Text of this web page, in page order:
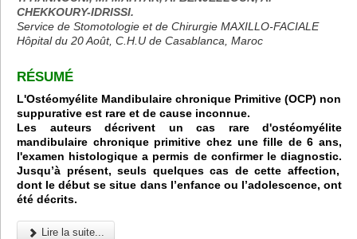
CHEKKOURY-IDRISSI.
Service de Stomotologie et de Chirurgie MAXILLO-FACIALE
Hôpital du 20 Août, C.H.U de Casablanca, Maroc
RÉSUMÉ
L'Ostéomyélite Mandibulaire chronique Primitive (OCP) non
suppurative est rare et de cause inconnue.
Les auteurs décrivent un cas rare d'ostéomyélite
mandibulaire chronique primitive chez une fille de 6 ans,
l'examen histologique a permis de confirmer le diagnostic.
Jusqu’à présent, seuls quelques cas de cette affection,
dont le début se situe dans l’enfance ou l’adolescence, ont
été décrits.
Lire la suite...